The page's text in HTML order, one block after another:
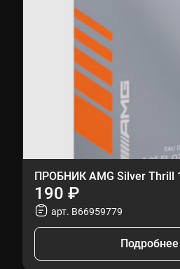
ПРОБНИК AMG Silver Thrill
190 ₽
арт. B66959779
Подробнее